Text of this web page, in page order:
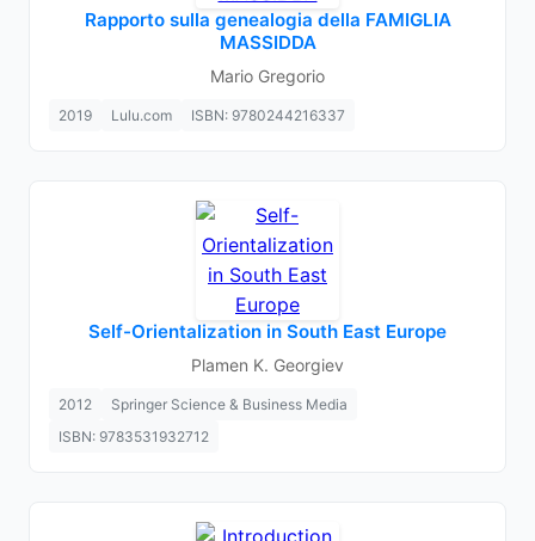
Rapporto sulla genealogia della FAMIGLIA
MASSIDDA
Mario Gregorio
2019 Lulu.com ISBN: 9780244216337
Self-Orientalization in South East Europe
Plamen K. Georgiev
2012
Springer Science & Business Media
ISBN: 9783531932712